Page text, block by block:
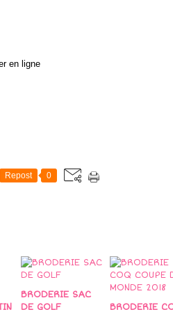
Repost 0
BRODERIE SAC
DE GOLF
BRODERIE